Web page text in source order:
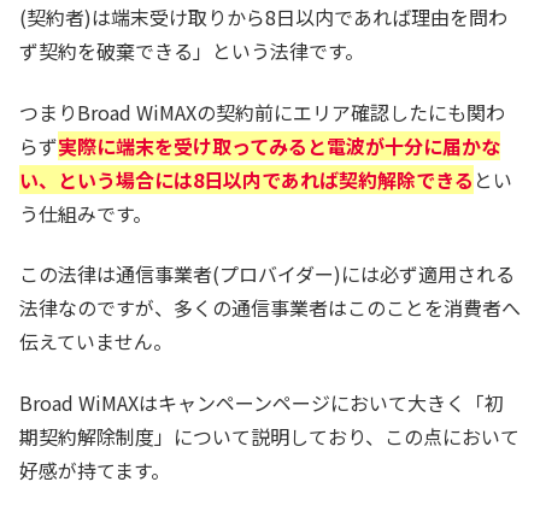
(契約者)は端末受け取りから8日以内であれば理由を問わ
ず契約を破棄できる」という法律です。
つまりBroad WiMAXの契約前にエリア確認したにも関わ
らず実際に端末を受け取ってみると電波が十分に届かな
い、という場合には8日以内であれば契約解除できる とい
う仕組みです。
この法律は通信事業者(プロバイダー)には必ず適用される
法律なのですが、多くの通信事業者はこのことを消費者へ
伝えていません。
Broad WiMAXはキャンペーンページにおいて大きく「初
期契約解除制度」について説明しており、この点において
好感が持てます。